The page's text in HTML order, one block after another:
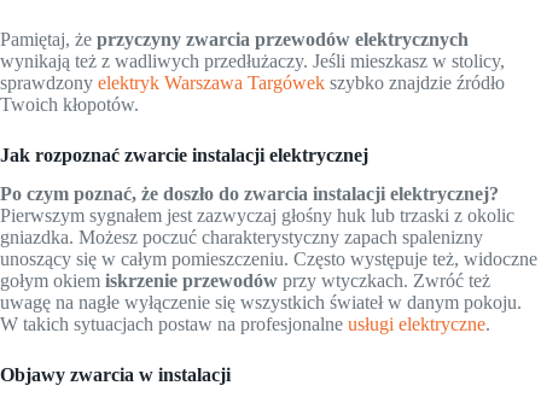
Pamiętaj, że przyczyny zwarcia przewodów elektrycznych
wynikają też z wadliwych przedłużaczy. Jeśli mieszkasz w stolicy,
sprawdzony elektryk Warszawa Targówek szybko znajdzie źródło
Twoich kłopotów.
Jak rozpoznać zwarcie instalacji elektrycznej
Po czym poznać, że doszło do zwarcia instalacji elektrycznej?
Pierwszym sygnałem jest zazwyczaj głośny huk lub trzaski z okolic
gniazdka. Możesz poczuć charakterystyczny zapach spalenizny
unoszący się w całym pomieszczeniu. Często występuje też, widoczne
gołym okiem iskrzenie przewodów przy wtyczkach. Zwróć też
uwagę na nagłe wyłączenie się wszystkich świateł w danym pokoju.
W takich sytuacjach postaw na profesjonalne usługi elektryczne.
Objawy zwarcia w instalacji